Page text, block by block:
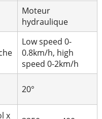
Moteur
hydraulique
Low speed 0-
0.8km/h, high
speed 0-2km/h
20°
x